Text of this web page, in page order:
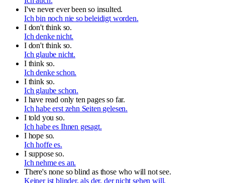
I've never ever been so insulted.
Ich bin noch nie so beleidigt worden.
I don't think so.
Ich denke nicht.
I don't think so.
Ich glaube nicht.
I think so.
Ich denke schon.
I think so.
Ich glaube schon.
I have read only ten pages so far.
Ich habe erst zehn Seiten gelesen.
I told you so.
Ich habe es Ihnen gesagt.
I hope so.
Ich hoffe es.
I suppose so.
Ich nehme es an.
There's none so blind as those who will not see.
Keiner ist blinder, als der, der nicht sehen will.